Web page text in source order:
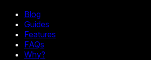
Blog
Guides
Features
FAQs
Why?